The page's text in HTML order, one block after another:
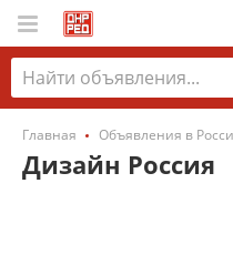
Главная Объявления в
Дизайн Россия